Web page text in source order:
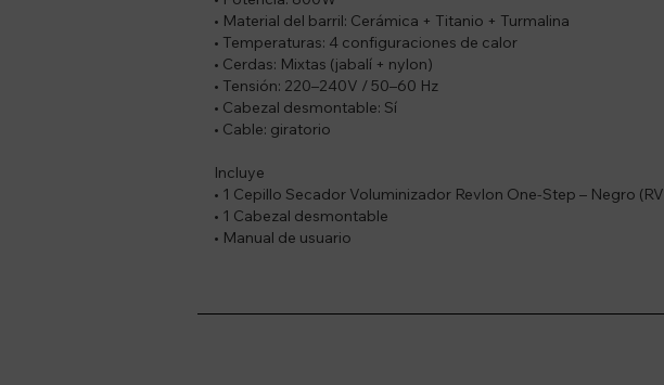
• Material del barril: Cerámica + Titanio + Turmalina
• Temperaturas: 4 configuraciones de calor
• Cerdas: Mixtas (jabalí + nylon)
• Tensión: 220–240V / 50–60 Hz
• Cabezal desmontable: Sí
• Cable: giratorio
Incluye
• 1 Cepillo Secador Voluminizador Revlon One-Step – Negro
• 1 Cabezal desmontable
• Manual de usuario